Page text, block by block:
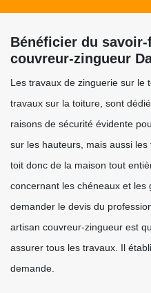
Bénéficier du
couvreur-zingueur
Les travaux de zinguerie sur le
travaux sur la toiture, sont
raisons de sécurité évidente
sur les hauteurs, mais aussi
toit donc de la maison tout
concernant les chéneaux et les
demander le devis du
artisan couvreur-zingueur est
assurer tous les travaux. Il
demande.